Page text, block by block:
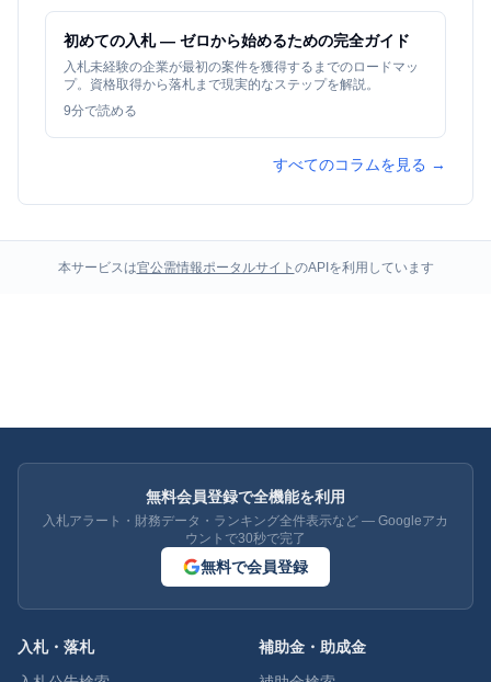
初めての入札 — ゼロから始めるための完全ガイド
入札未経験の企業が最初の案件を獲得するまでのロードマッ
プ。資格取得から落札まで現実的なステップを解説。
9分で読める
すべてのコラムを見る →
本サービスは官公需情報ポータルサイト のAPIを利用しています
無料会員登録で全機能を利用
入札アラート・財務データ・ランキング全件表示など — Googleアカ
ウントで30秒で完了
無料で会員登録
入札・落札
補助金・助成金